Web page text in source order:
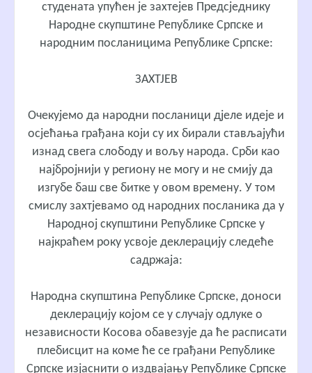
студената упућен је захтејев Предсједнику
Народне скупштине Републике Српске и
народним посланицима Републике Српске:
ЗАХТЈЕВ
Очекујемо да народни посланици дјеле идеје и
осјећања грађана који су их бирали стављајући
изнад свега слободу и вољу народа. Срби као
најбројнији у региону не могу и не смију да
изгубе баш све битке у овом времену. У том
смислу захтјевамо од народних посланика да у
Народној скупштини Републике Српске у
најкраћем року усвоје деклерацију следеће
садржаја:
Народна скупштина Републике Српске, доноси
деклерацију којом се у случају одлуке о
независности Косова обавезује да ће расписати
плебисцит на коме ће се грађани Републике
Српске изјаснити о издвајању Републике Српске